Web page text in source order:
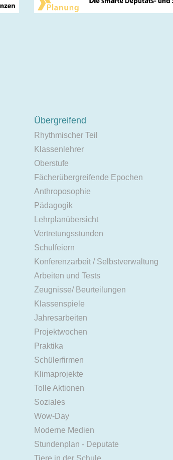
Übergreifend
Rhythmischer Teil
Klassenlehrer
Oberstufe
Fächerübergreifende Epochen
Anthroposophie
Pädagogik
Lehrplanübersicht
Vertretungsstunden
Schulfeiern
Konferenzarbeit / Selbstverwaltung
Arbeiten und Tests
Zeugnisse/ Beurteilungen
Klassenspiele
Jahresarbeiten
Projektwochen
Praktika
Schülerfirmen
Klimaprojekte
Tolle Aktionen
Soziales
Wow-Day
Moderne Medien
Stundenplan - Deputate
Tiere in der Schule